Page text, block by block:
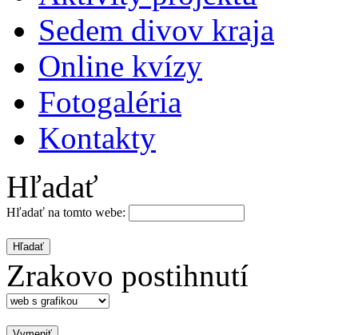
Sedem divov kraja
Online kvízy
Fotogaléria
Kontakty
Hľadať
Hľadať na tomto webe:
Zrakovo postihnutí